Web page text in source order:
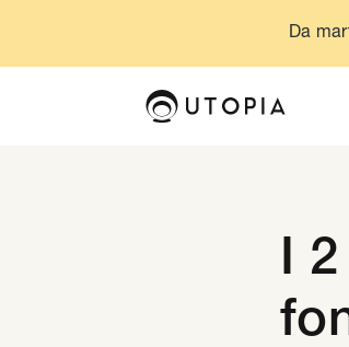
Da
I